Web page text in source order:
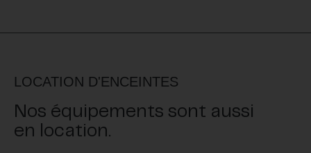
LOCATION D'ENCEINTES
Nos équipements sont aussi
en location.